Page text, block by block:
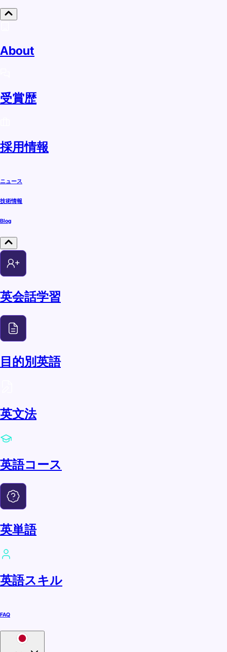
About
受賞歴
採用情報
ニュース
技術情報
Blog
英会話学習
目的別英語
英文法
英語コース
英単語
英語スキル
FAQ